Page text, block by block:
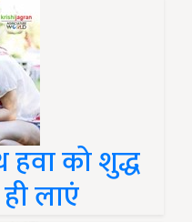
को शुद्ध
लाएं